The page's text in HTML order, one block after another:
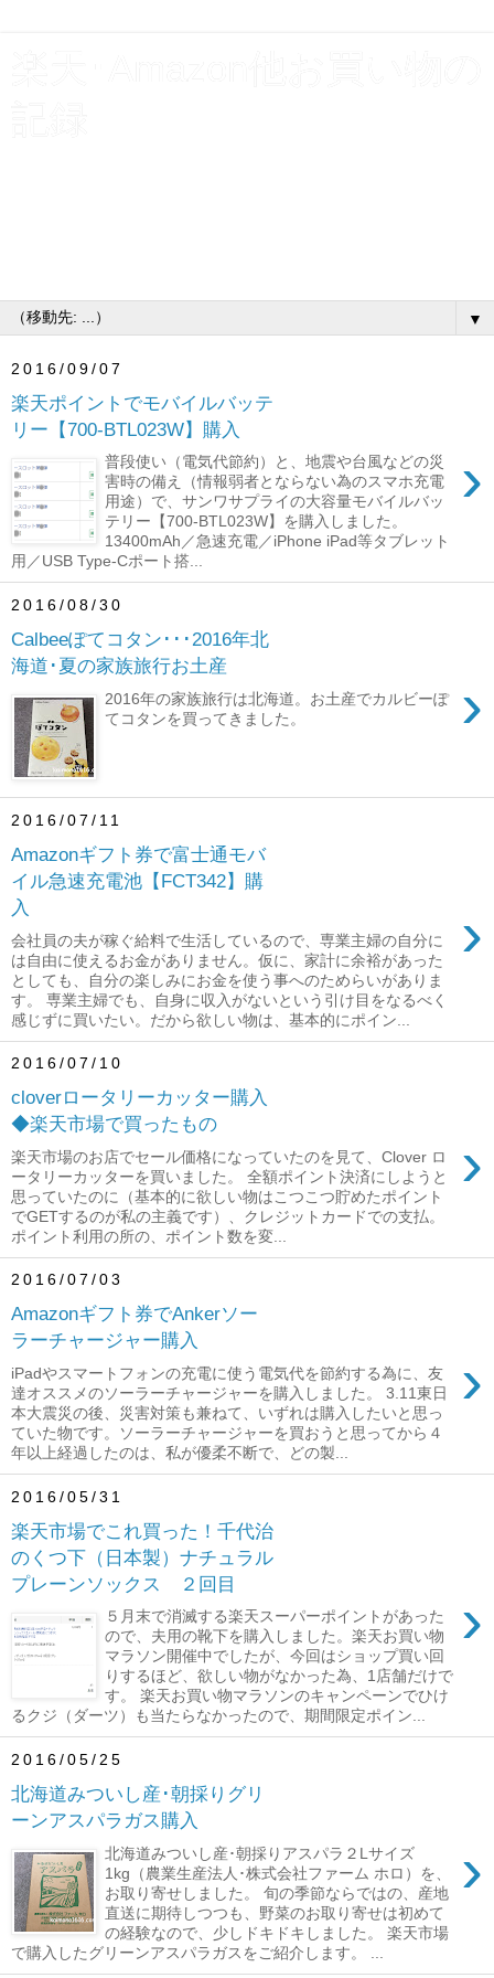
▼
2016/09/07
楽天ポイントでモバイルバッテ
リー【700-BTL023W】購入
›
普段使い（電気代節約）と、地震や台風などの災
害時の備え（情報弱者とならない為のスマホ充電
用途）で、サンワサプライの大容量モバイルバッ
テリー【700-BTL023W】を購入しました。
13400mAh／急速充電／iPhone iPad等タブレット
用／USB Type-Cポート搭...
2016/08/30
Calbeeぽてコタン･･･2016年北
海道･夏の家族旅行お土産
›
2016年の家族旅行は北海道。お土産でカルビーぽ
てコタンを買ってきました。
2016/07/11
Amazonギフト券で富士通モバ
イル急速充電池【FCT342】購
入
›
会社員の夫が稼ぐ給料で生活しているので、専業主婦の自分に
は自由に使えるお金がありません。仮に、家計に余裕があった
としても、自分の楽しみにお金を使う事へのためらいがありま
す。 専業主婦でも、自身に収入がないという引け目をなるべく
感じずに買いたい。だから欲しい物は、基本的にポイン...
2016/07/10
cloverロータリーカッター購入
◆楽天市場で買ったもの
›
楽天市場のお店でセール価格になっていたのを見て、Clover ロ
ータリーカッターを買いました。 全額ポイント決済にしようと
思っていたのに（基本的に欲しい物はこつこつ貯めたポイント
でGETするのが私の主義です）、クレジットカードでの支払。
ポイント利用の所の、ポイント数を変...
2016/07/03
Amazonギフト券でAnkerソー
ラーチャージャー購入
›
iPadやスマートフォンの充電に使う電気代を節約する為に、友
達オススメのソーラーチャージャーを購入しました。 3.11東日
本大震災の後、災害対策も兼ねて、いずれは購入したいと思っ
ていた物です。ソーラーチャージャーを買おうと思ってから４
年以上経過したのは、私が優柔不断で、どの製...
2016/05/31
楽天市場でこれ買った！千代治
のくつ下（日本製）ナチュラル
プレーンソックス ２回目
›
５月末で消滅する楽天スーパーポイントがあった
ので、夫用の靴下を購入しました。楽天お買い物
マラソン開催中でしたが、今回はショップ買い回
りするほど、欲しい物がなかった為、1店舗だけで
す。 楽天お買い物マラソンのキャンペーンでひけ
るクジ（ダーツ）も当たらなかったので、期間限定ポイン...
2016/05/25
北海道みついし産･朝採りグリ
ーンアスパラガス購入
›
北海道みついし産･朝採りアスパラ２Lサイズ
1kg（農業生産法人･株式会社ファーム ホロ）を、
お取り寄せしました。 旬の季節ならではの、産地
直送に期待しつつも、野菜のお取り寄せは初めて
の経験なので、少しドキドキしました。 楽天市場
で購入したグリーンアスパラガスをご紹介します。 ...